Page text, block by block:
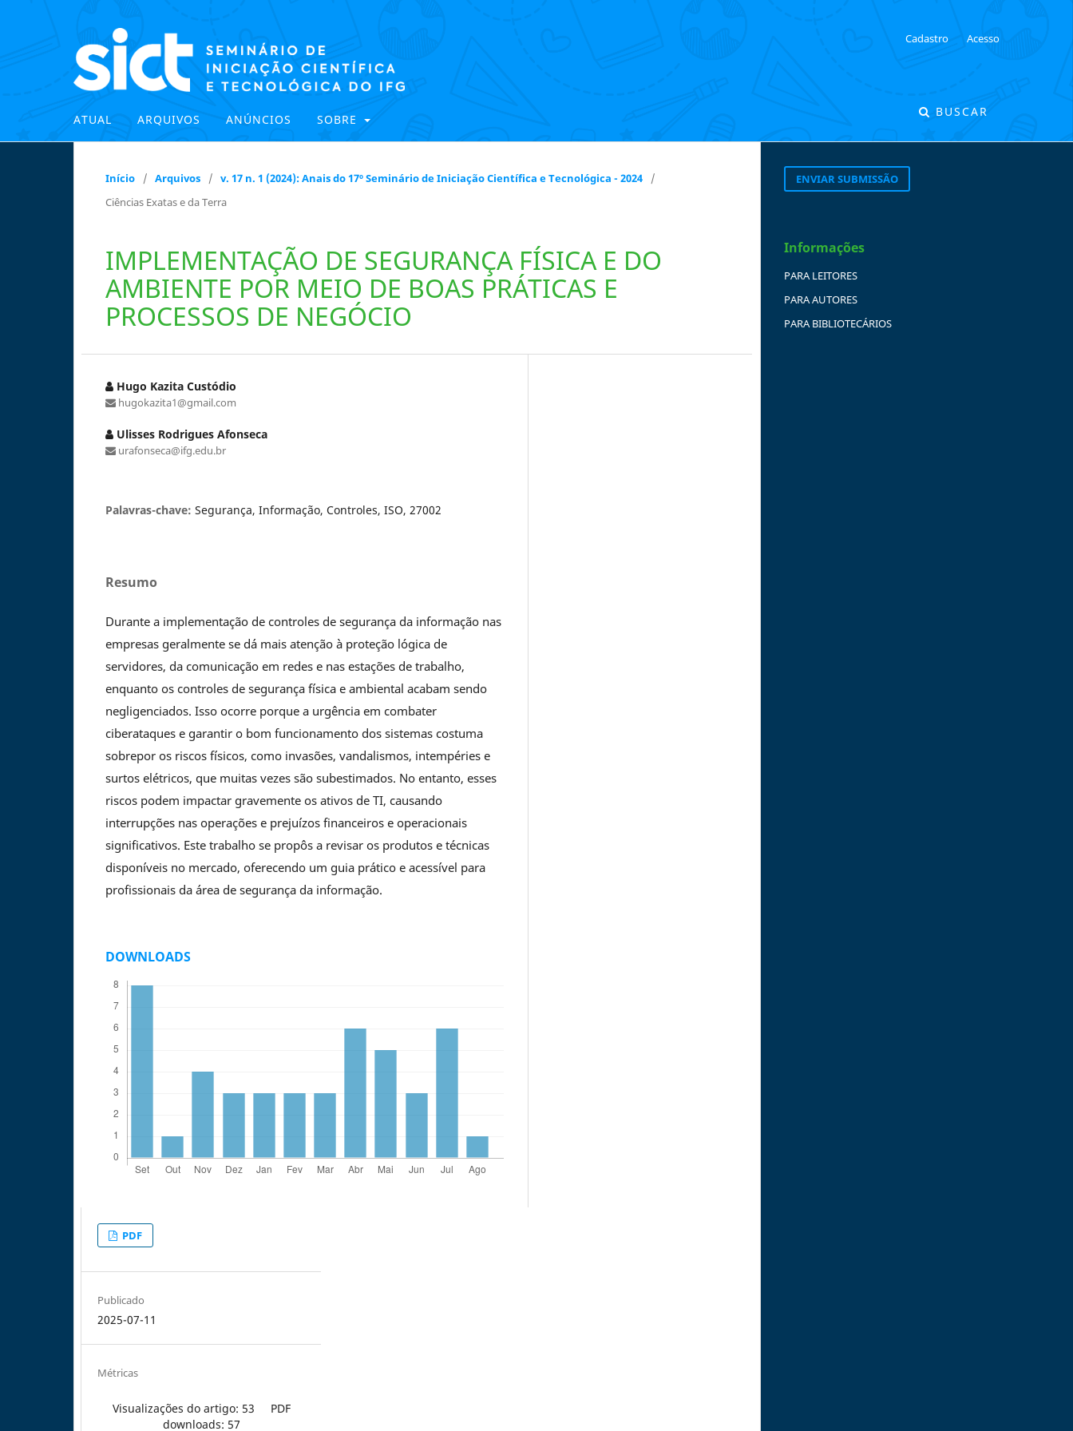
ATUAL ARQUIVOS ANÚNCIOS SOBRE
BUSCAR
Cadastro Acesso
Início / Arquivos / v. 17 n. 1 (2024): Anais do 17º Seminário de Iniciação Científica e Tecnológica - 2024
/
Ciências Exatas e da Terra
IMPLEMENTAÇÃO DE SEGURANÇA FÍSICA E DO
AMBIENTE POR MEIO DE BOAS PRÁTICAS E
PROCESSOS DE NEGÓCIO
Hugo Kazita Custódio
hugokazita1@gmail.com
Ulisses Rodrigues Afonseca
urafonseca@ifg.edu.br
Palavras-chave: Segurança, Informação, Controles, ISO, 27002
Resumo
Durante a implementação de controles de segurança da informação nas
empresas geralmente se dá mais atenção à proteção lógica de
servidores, da comunicação em redes e nas estações de trabalho,
enquanto os controles de segurança física e ambiental acabam sendo
negligenciados. Isso ocorre porque a urgência em combater
ciberataques e garantir o bom funcionamento dos sistemas costuma
sobrepor os riscos físicos, como invasões, vandalismos, intempéries e
surtos elétricos, que muitas vezes são subestimados. No entanto, esses
riscos podem impactar gravemente os ativos de TI, causando
interrupções nas operações e prejuízos financeiros e operacionais
significativos. Este trabalho se propôs a revisar os produtos e técnicas
disponíveis no mercado, oferecendo um guia prático e acessível para
profissionais da área de segurança da informação.
DOWNLOADS
PDF
Publicado
2025-07-11
Métricas
Visualizações do artigo: 53
PDF
downloads: 57
ENVIAR SUBMISSÃO
Informações
PARA LEITORES
PARA AUTORES
PARA BIBLIOTECÁRIOS